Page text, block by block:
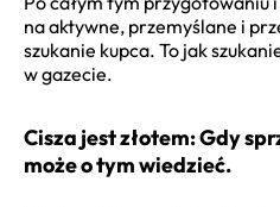
na aktywne, przemyślane i
szukanie kupca. To jak
w gazecie.
Cisza jest złotem: Gdy
może o tym wiedzieć.